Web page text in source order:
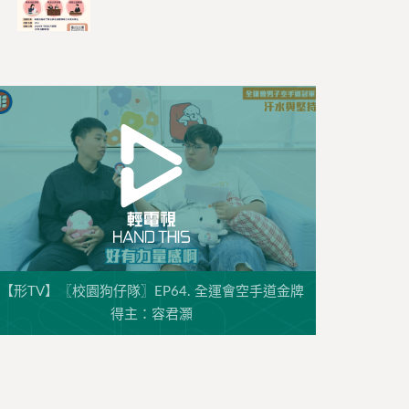
【形TV】〖校園狗仔隊〗EP64. 全運會空手道金牌
得主：容君灝